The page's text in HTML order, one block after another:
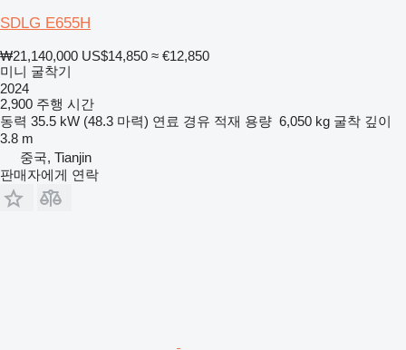
SDLG E655H
₩21,140,000 US$14,850 ≈ €12,850
미니 굴착기
2024
2,900 주행 시간
동력 35.5 kW (48.3 마력) 연료 경유 적재 용량 6,050 kg 굴착 깊이
3.8 m
중국, Tianjin
판매자에게 연락